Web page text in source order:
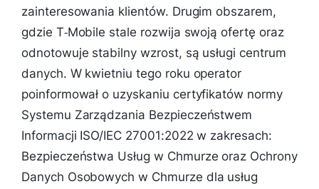
zainteresowania klientów. Drugim obszarem,
gdzie T‑Mobile stale rozwija swoją ofertę oraz
odnotowuje stabilny wzrost, są usługi centrum
danych. W kwietniu tego roku operator
poinformował o uzyskaniu certyfikatów normy
Systemu Zarządzania Bezpieczeństwem
Informacji ISO/IEC 27001:2022 w zakresach:
Bezpieczeństwa Usług w Chmurze oraz Ochrony
Danych Osobowych w Chmurze dla usług